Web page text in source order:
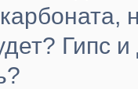
Гипс